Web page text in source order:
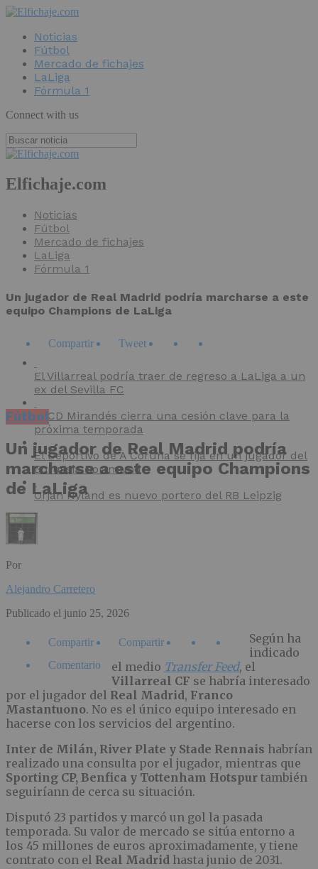
Noticias
Fútbol
Mercado de fichajes
LaLiga
Fórmula 1
Connect with us
Elfichaje.com
Noticias
Fútbol
Mercado de fichajes
LaLiga
Fórmula 1
Un jugador de Real Madrid podría marcharse a este
equipo Champions de LaLiga
Compartir Tweet
El Villarreal podría traer de regreso a LaLiga a un
ex del Sevilla FC
El CD Mirandés cierra una cesión clave para la
próxima temporada
El Deportivo de A Coruña se fija en un jugador del
Borussia Dortmund
Orjan Nyland es nuevo portero del RB Leipzig
Fútbol
Un jugador de Real Madrid podría
marcharse a este equipo Champions
de LaLiga
Por
Alejandro Carretero
Publicado el junio 25, 2026
Compartir
Compartir
Comentario
Según ha
indicado
el medio Transfer Feed, el
Villarreal CF se habría interesado
por el jugador del Real Madrid, Franco
Mastantuono. No es el único equipo interesado en
hacerse con los servicios del argentino.
Inter de Milán, River Plate y Stade Rennais habrían
realizado una consulta por el jugador, mientras que
Sporting CP, Benfica y Tottenham Hotspur también
seguiríann de cerca su situación.
Disputó 23 partidos y marcó un gol la pasada
temporada. Su valor de mercado se sitúa entorno a
los 45 millones de euros aproximadamente, y tiene
contrato con el Real Madrid hasta junio de 2031.